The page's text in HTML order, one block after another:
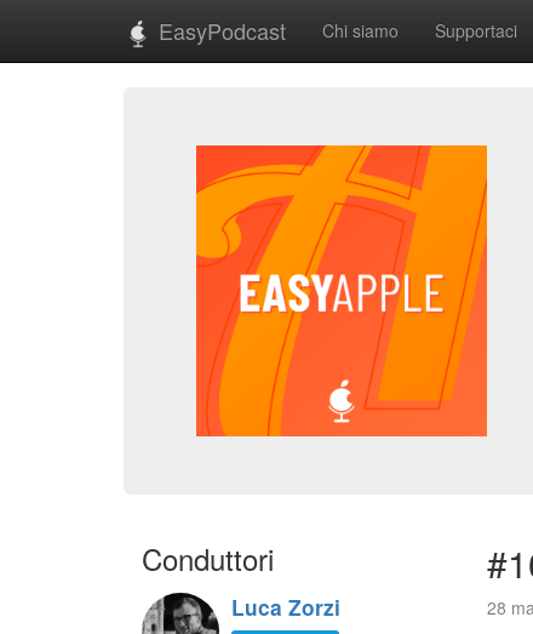
EasyPodcast Chi siamo Supportaci
Conduttori
Luca Zorzi 28